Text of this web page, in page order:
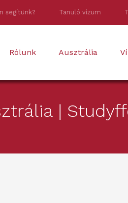
segítünk? Tanuló vízum
Rólunk Ausztrália
|